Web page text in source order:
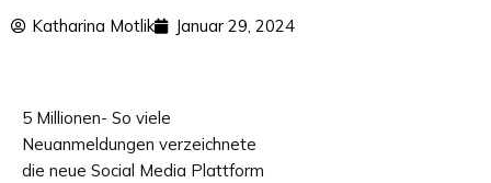
Katharina Motlik Januar 29, 2024
5 Millionen- So viele
Neuanmeldungen verzeichnete
die neue Social Media Plattform